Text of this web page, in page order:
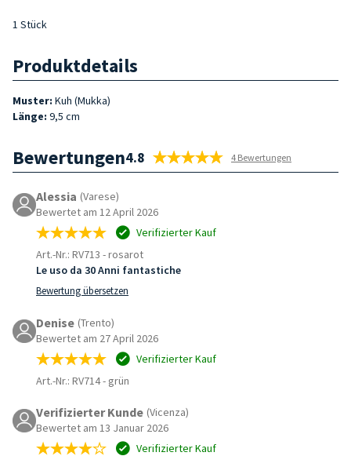
1 Stück
Produktdetails
Muster: Kuh (Mukka)
Länge: 9,5 cm
Bewertungen4.8 4 Bewertungen
Alessia (Varese)
Bewertet am 12 April 2026
Verifizierter Kauf
Art.-Nr.: RV713 -rosarot
Le uso da 30 Anni fantastiche
Bewertung übersetzen
Denise (Trento)
Bewertet am 27 April 2026
Verifizierter Kauf
Art.-Nr.: RV714- grün
Verifizierter Kunde (Vicenza)
Bewertet am 13 Januar 2026
Verifizierter Kauf